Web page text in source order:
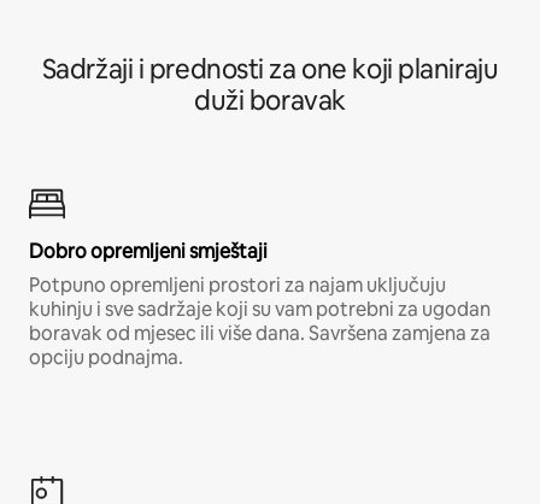
Sadržaji i prednosti za one koji planiraju
duži boravak
Dobro opremljeni smještaji
Potpuno opremljeni prostori za najam uključuju
kuhinju i sve sadržaje koji su vam potrebni za ugodan
boravak od mjesec ili više dana. Savršena zamjena za
opciju podnajma.